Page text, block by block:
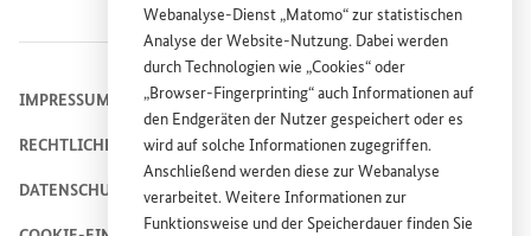
Webanalyse-Dienst „Matomo“ zur statistischen
Analyse derWebsite-Nutzung. Dabei werden
durch Technologien wie „Cookies“ oder
„Browser-Fingerprinting“ auch Informationen auf
den Endgeräten der Nutzer gespeichert oder es
wird auf solche Informationen zugegriffen.
Anschließend werden diese zur Webanalyse
verarbeitet. Weitere Informationen zur
Funktionsweise und der Speicherdauer finden Sie
IMPRESSUM
RECHTLICHE HINWEISE
DATENSCHUTZHINWEIS